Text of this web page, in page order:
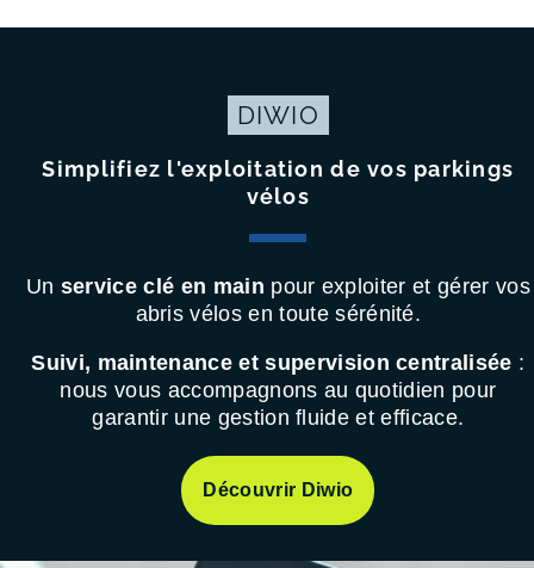
DIWIO
Simplifiez l'exploitation de vos parkings
vélos
Un service clé en main pour exploiter et gérer vos
abris vélos en toute sérénité.
Suivi, maintenance et supervision centralisée :
nous vous accompagnons au quotidien pour
garantir une gestion fluide et efficace.
Découvrir Diwio